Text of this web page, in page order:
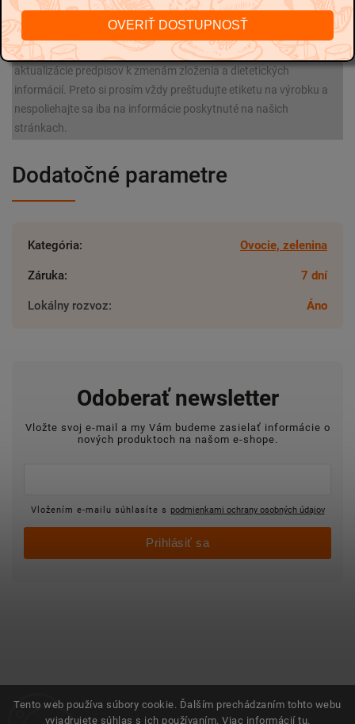
Tento web používa súbory cookie. Ďalším prechádzaním tohto webu
vyjadrujete súhlas s ich používaním. Viac informácií tu.
Napriek tomu že sa maximálne snažíme, aby všetky informácie o
výrobkoch boli aktuálne a správne, môže dôjstť z dôvodu
aktualizácie predpisov k zmenám zloženia a dietetických
informácií. Preto si prosím vždy preštudujte etiketu na výrobku a
nespoliehajte sa iba na informácie poskytnuté na našich
stránkach.
Dodatočné parametre
Kategória: Ovocie, zelenina
Záruka: 7 dní
Lokálny rozvoz: Áno
Odoberať newsletter
Vložte svoj e-mail a my Vám budeme zasielať informácie o
nových produktoch na našom e-shope.
Vložením e-mailu súhlasíte s podmienkami ochrany osobných údajov
Prihlásiť sa
OVERIŤ DOSTUPNOSŤ